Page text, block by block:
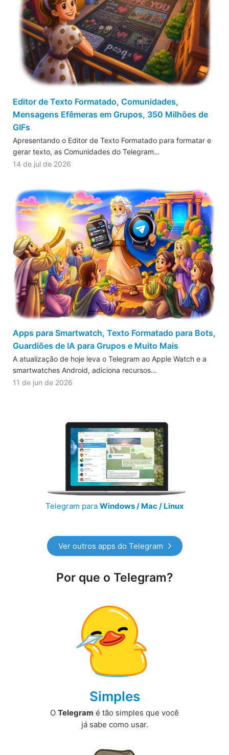
Editor de Texto Formatado, Comunidades,
Mensagens Efêmeras em Grupos, 350 Milhões de
GIFs
Apresentando o Editor de Texto Formatado para formatar e
gerar texto, as Comunidades do Telegram…
14 de jul de 2026
Apps para Smartwatch, Texto Formatado para Bots,
Guardiões de IA para Grupos e Muito Mais
A atualização de hoje leva o Telegram ao Apple Watch e a
smartwatches Android, adiciona recursos…
11 de jun de 2026
Telegram para Windows / Mac / Linux
Ver outros apps do Telegram
Por que o Telegram?
Simples
O Telegram é tão simples que você
já sabe como usar.